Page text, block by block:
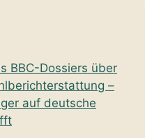
BBC-Dossiers über
–
auf deutsche